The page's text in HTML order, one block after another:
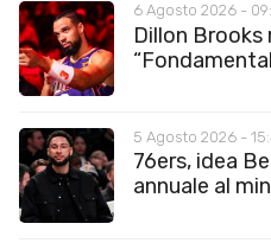
6 Agosto 2026 -
Dillon Brooks
5 Agosto 2026 -
76ers, idea
annuale al